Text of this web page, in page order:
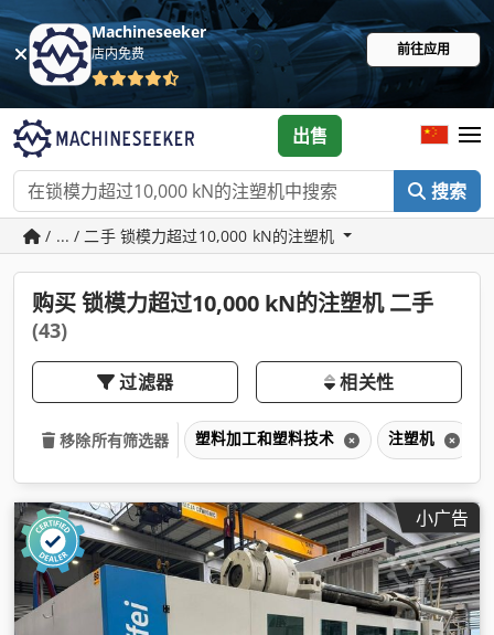
Machineseeker
店内免费 前往应用
搜索
出售
/ ... / 二手 锁模力超过10,000 kN的注塑机
购买 锁模力超过10,000 kN的注塑机 二手
(43)
过滤器 相关性
移除所有筛选器 塑料加工和塑料技术 注塑机
小广告